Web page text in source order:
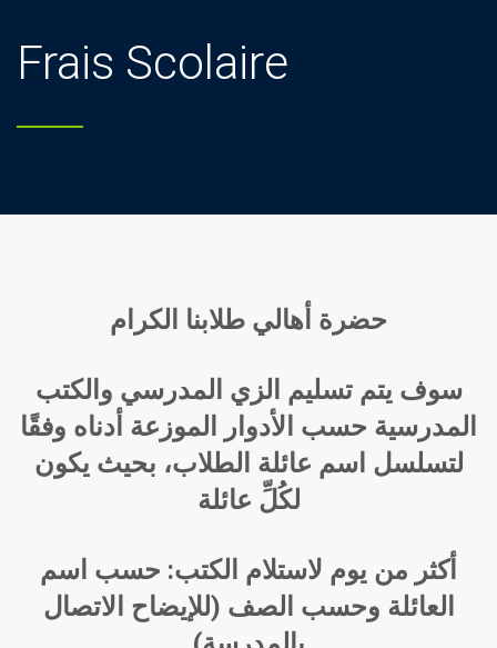
Frais Scolaire
حضرة أهالي طلابنا الكرام
سوف يتم تسليم الزي المدرسي والكتب
المدرسية حسب الأدوار
الموزعة أدناه وفقًا
لتسلسل اسم عائلة الطلاب، بحيث يكون
لكُلِّ عائلة
أكثر من يوم لاستلام الكتب: حسب اسم
العائلة وحسب الصف (للإيضاح الاتصال